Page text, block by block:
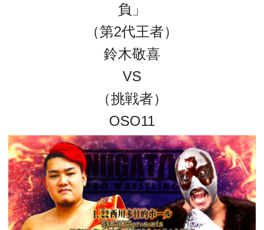
負」
（第2代王者）
鈴木敬喜
VS
（挑戦者）
OSO11